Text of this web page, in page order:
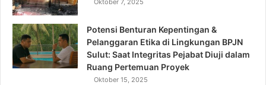
Oktober 7, 2025
Potensi Benturan Kepentingan &
Pelanggaran Etika di Lingkungan BPJN
Sulut: Saat Integritas Pejabat Diuji dalam
Ruang Pertemuan Proyek
Oktober 15, 2025